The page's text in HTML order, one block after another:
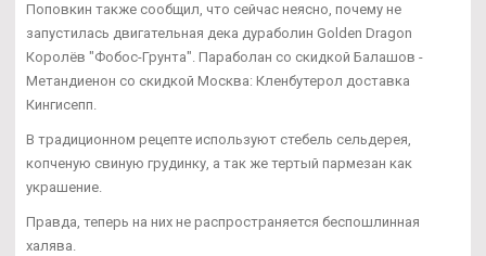
Поповкин также сообщил, что сейчас неясно, почему не
запустилась двигательная дека дураболин Golden Dragon
Королёв "Фобос-Грунта". Параболан со скидкой Балашов -
Метандиенон со скидкой Москва: Кленбутерол доставка
Кингисепп.
В традиционном рецепте используют стебель сельдерея,
копченую свиную грудинку, а так же тертый пармезан как
украшение.
Правда, теперь на них не распространяется беспошлинная
халява.